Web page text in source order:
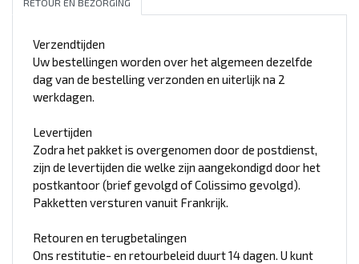
RETOUR EN BEZORGING
Verzendtijden
Uw bestellingen worden over het algemeen dezelfde
dag van de bestelling verzonden en uiterlijk na 2
werkdagen.
Levertijden
Zodra het pakket is overgenomen door de postdienst,
zijn de levertijden die welke zijn aangekondigd door het
postkantoor (brief gevolgd of Colissimo gevolgd).
Pakketten versturen vanuit Frankrijk.
Retouren en terugbetalingen
Ons restitutie- en retourbeleid duurt 14 dagen. U kunt